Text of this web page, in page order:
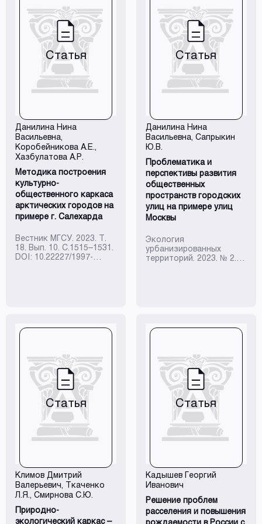
Статья
Данилина Нина
Васильевна,
Коробейникова А.Е.,
Хазбулатова А.Р.
Методика построения
культурно-
общественного каркаса
арктических городов на
примере г. Салехарда
Вестник МГСУ. 2023. Т.
18. Вып. 10. С.1515–1531.
DOI: 10.22227/1997-
Статья
Данилина Нина
Васильевна, Сапрыкин
Ю.В.
Проблематика и
перспективы развития
общественных
пространств городских
улиц на примере улиц
Москвы
Экология
урбанизированных
территорий. 2023. № 2. С.
Статья
Климов Дмитрий
Валерьевич, Ткаченко
Л.Я., Смирнова С.Ю.
Природно-
экологический каркас –
Статья
Кадышев Георгий
Иванович
Решение проблем
расселения и повышения
рождаемости в России с